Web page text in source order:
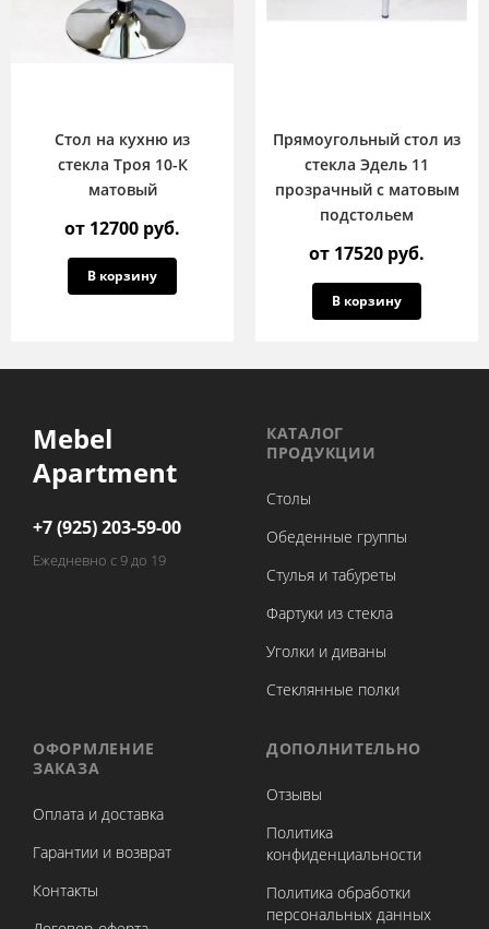
Стол на кухню из
стекла Троя 10-К
матовый
от 12700 руб.
В корзину
Прямоугольный стол из
стекла Эдель 11
прозрачный с матовым
подстольем
от 17520 руб.
В корзину
Mebel
Apartment
+7 (925) 203-59-00
Ежедневно с 9 до 19
КАТАЛОГ
ПРОДУКЦИИ
Столы
Обеденные группы
Стулья и табуреты
Фартуки из стекла
Уголки и диваны
Стеклянные полки
ОФОРМЛЕНИЕ
ЗАКАЗА
Оплата и доставка
Гарантии и возврат
Контакты
ДОПОЛНИТЕЛЬНО
Отзывы
Политика
конфиденциальности
Политика обработки
персональных данных